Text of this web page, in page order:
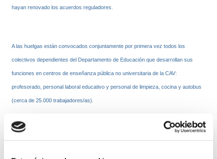
hayan renovado los acuerdos reguladores.
A las huelgas están convocados conjuntamente por primera vez todos los
colectivos dependientes del Departamento de Educación que desarrollan sus
funciones en centros de enseñanza pública no universitaria de la CAV:
profesorado, personal laboral educativo y personal de limpieza, cocina y autobus
(cerca de 25.000 trabajadores/as).
Es preciso recordar que, tras la ruptura de las negociaciones el pasado mes de
mayo y antes de proceder a convocar estas huelgas, se han desarrollado